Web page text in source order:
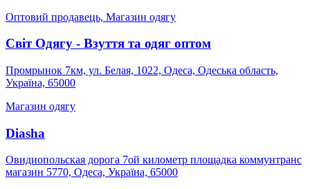
Оптовий продавець, Магазин одягу
Світ Одягу - Взуття та одяг оптом
Промрынок 7км, ул. Белая, 1022, Одеса, Одеська область,
Україна, 65000
Магазин одягу
Diasha
Овидиопольская дорога 7ой километр площадка коммунтранс
магазин 5770, Одеса, Україна, 65000